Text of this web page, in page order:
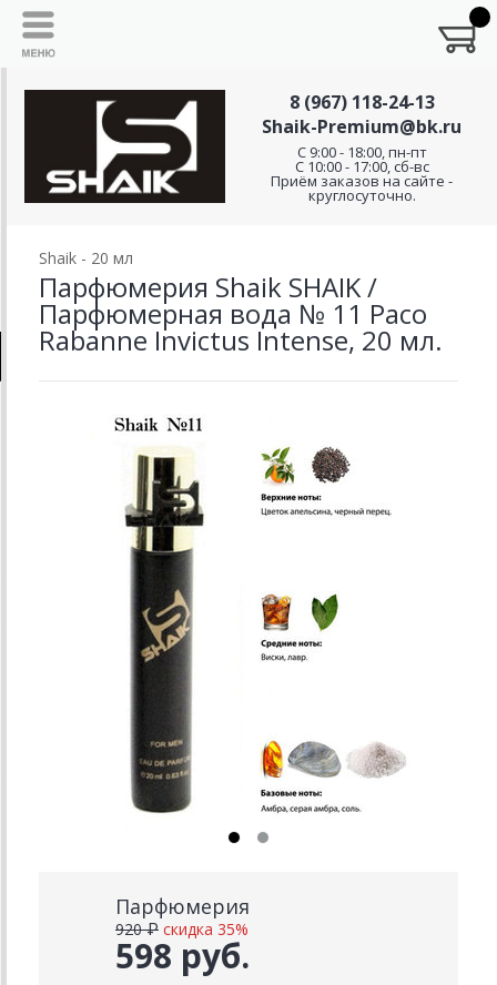
8 (967) 118-24-13
Shaik-Premium@bk.ru
C 9:00 - 18:00, пн-пт
С 10:00 - 17:00, сб-вс
Приём заказов на сайте -
круглосуточно.
Shaik - 20 мл
Парфюмерия Shaik SHAIK /
Парфюмерная вода № 11 Paco
Rabanne Invictus Intense, 20 мл.
Парфюмерия
598 руб.
920 ₽ скидка 35%